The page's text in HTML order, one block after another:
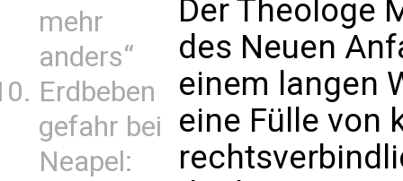
mehr
anders“
Erdbeben
gefahr bei
Neapel:
Der Theologe
des Neuen
einem langen
eine Fülle von